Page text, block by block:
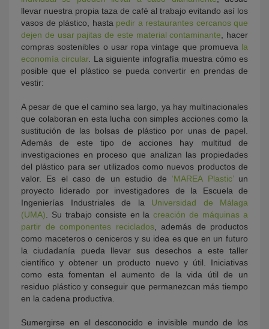
llevar nuestra propia taza de café al trabajo evitando así los
vasos de plástico, hasta pedir a restaurantes cercanos que
dejen de usar pajitas de este material contaminante , hacer
compras sostenibles o usar ropa vintage que promueva la
economía circular. La siguiente infografía muestra cómo es
posible que el plástico se pueda convertir en prendas de
vestir:
A pesar de que el camino sea largo, ya hay multinacionales
que colaboran en esta lucha con simples acciones como la
sustitución de las bolsas de plástico por unas de papel.
Además de este tipo de acciones hay multitud de
investigaciones en proceso que analizan las propiedades
del plástico para ser utilizados como nuevos productos de
valor. Es el caso de un estudio de ‘MAREA Plastic’un
proyecto liderado por investigadores de la Escuela de
Ingenierías Industriales de la Universidad de Málaga
(UMA) . Su trabajo consiste en lacreación de máquinas a
partir de componentes reciclados, además de productos
como maceteros o ceniceros y su idea es que en un futuro
la ciudadanía pueda llevar sus desechos a este taller
científico y obtener un producto nuevo y útil. Iniciativas
como esta fomentan el aumento de la vida útil de un
residuo plástico y conseguir que permanezcan más tiempo
en la cadena productiva.
Sumergirse en el desconocido e invisible mundo de los